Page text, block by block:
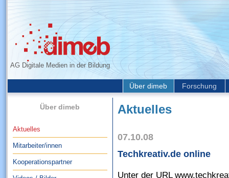
AG Digitale Medien in der Bildung
Über dimeb Forschung
Über dimeb
Aktuelles
Mitarbeiter/innen
Kooperationspartner
Aktuelles
07.10.08
Techkreativ.de online
Unter der URL